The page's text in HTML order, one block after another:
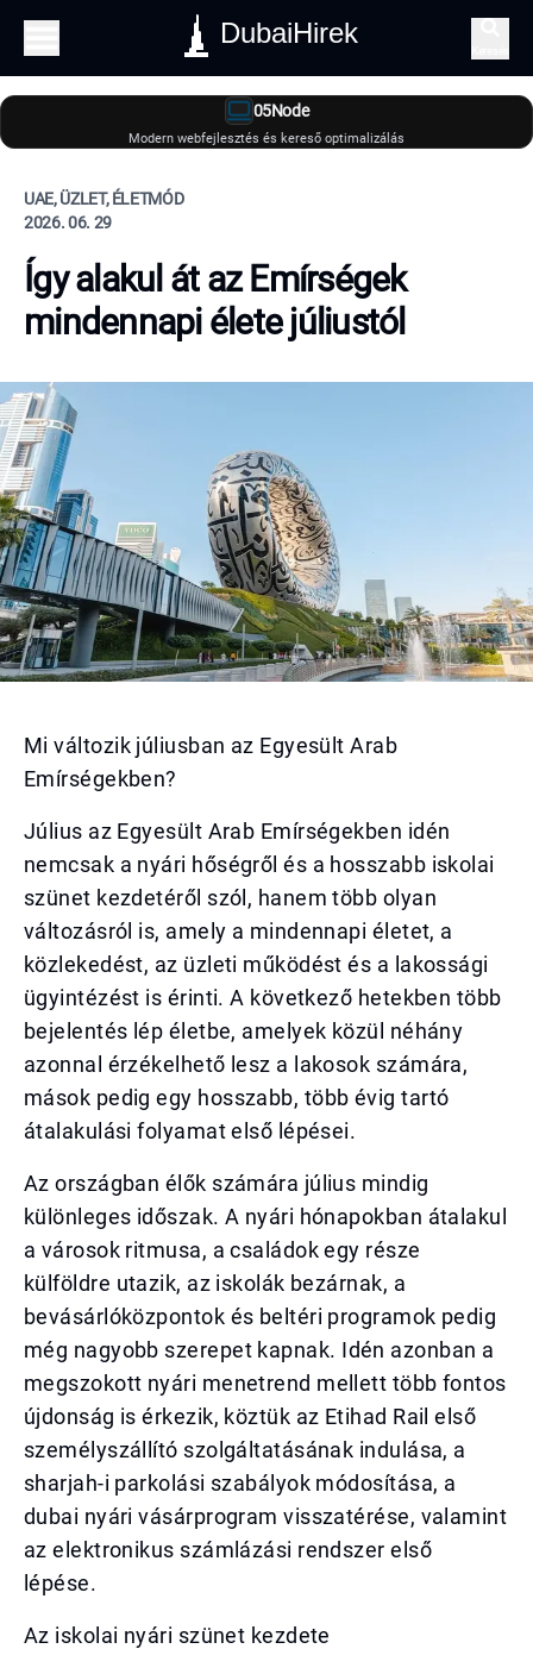
DubaiHirek
05Node
Modern webfejlesztés és kereső optimalizálás
UAE, ÜZLET, ÉLETMÓD
2026. 06. 29
Így alakul át az Emírségek
mindennapi élete júliustól
Mi változik júliusban az Egyesült Arab
Emírségekben?
Július az Egyesült Arab Emírségekben idén
nemcsak a nyári hőségről és a hosszabb iskolai
szünet kezdetéről szól, hanem több olyan
változásról is, amely a mindennapi életet, a
közlekedést, az üzleti működést és a lakossági
ügyintézést is érinti. A következő hetekben több
bejelentés lép életbe, amelyek közül néhány
azonnal érzékelhető lesz a lakosok számára,
mások pedig egy hosszabb, több évig tartó
átalakulási folyamat első lépései.
Az országban élők számára július mindig
különleges időszak. A nyári hónapokban átalakul
a városok ritmusa, a családok egy része
külföldre utazik, az iskolák bezárnak, a
bevásárlóközpontok és beltéri programok pedig
még nagyobb szerepet kapnak. Idén azonban a
megszokott nyári menetrend mellett több fontos
újdonság is érkezik, köztük az Etihad Rail első
személyszállító szolgáltatásának indulása, a
sharjah-i parkolási szabályok módosítása, a
dubai nyári vásárprogram visszatérése, valamint
az elektronikus számlázási rendszer első
lépése.
Az iskolai nyári szünet kezdete